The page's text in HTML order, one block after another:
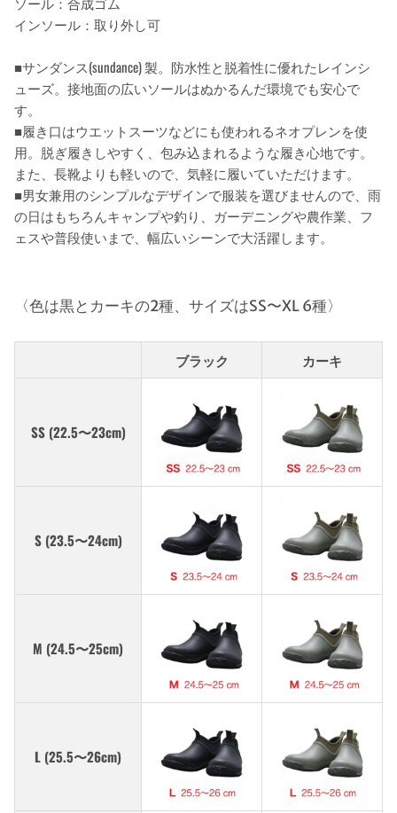
インソール：取り外し可
■サンダンス(sundance) 製。防水性と脱着性に優れたレインシ
ューズ。接地面の広いソールはぬかるんだ環境でも安心で
す。
■履き口はウエットスーツなどにも使われるネオプレンを使
用。脱ぎ履きしやすく、包み込まれるような履き心地です。
また、長靴よりも軽いので、気軽に履いていただけます。
■男女兼用のシンプルなデザインで服装を選びませんので、雨
の日はもちろんキャンプや釣り、ガーデニングや農作業、フ
ェスや普段使いまで、幅広いシーンで大活躍します。
〈色は黒とカーキの2種、サイズはSS〜XL 6種〉
ブラック カーキ
SS (22.5〜23cm)
S (23.5〜24cm)
M (24.5〜25cm)
L (25.5〜26cm)